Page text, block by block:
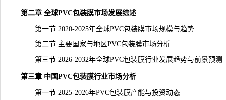
第二章 全球PVC包装膜市场发展综述
第一节 2020-2025年全球PVC包装膜市场规模与趋势
第二节 主要国家与地区PVC包装膜市场分析
第三节 2026-2032年全球PVC包装膜行业发展趋势与前景预测
第三章 中国PVC包装膜行业市场分析
第一节 2025-2026年PVC包装膜产能与投资动态